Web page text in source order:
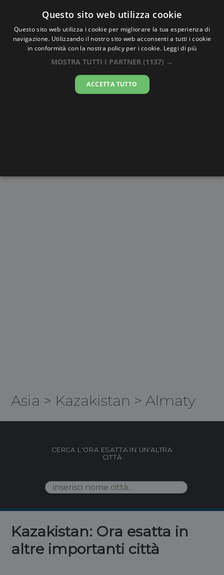
Oraesatta.co
Ora EsattaAlmaty
09:30:05
Asia > Kazakistan > Almaty
CERCA L'ORA ESATTA IN UN'ALTRA
CITTÀ
Kazakistan: Ora esatta in
altre importanti città
Questo sito web utilizza cookie
Questo sito web utilizza i cookie per migliorare la tua esperienza di
navigazione. Utilizzando il nostro sito web acconsenti a tutti i cookie
in conformità con la nostra policy per i cookie. Leggi di più
MOSTRA TUTTI I PARTNER (1137) →
ACCETTA TUTTO